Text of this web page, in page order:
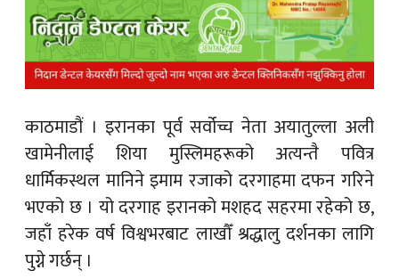
काठमाडौं । इरानका पूर्व सर्वोच्च नेता अयातुल्ला अली
खामेनीलाई शिया मुस्लिमहरूको अत्यन्तै पवित्र
धार्मिकस्थल मानिने इमाम रजाको दरगाहमा दफन गरिने
भएको छ । यो दरगाह इरानको मशहद सहरमा रहेको छ,
जहाँ हरेक वर्ष विश्वभरबाट लाखौँ श्रद्धालु दर्शनका लागि
पुग्ने गर्छन् ।